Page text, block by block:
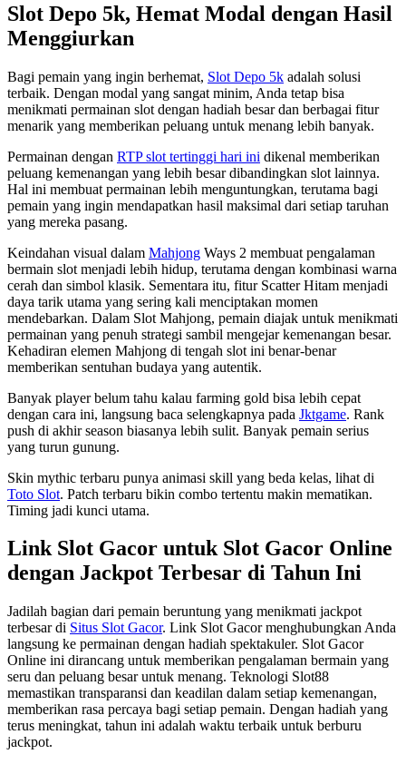
Slot Depo 5k, Hemat Modal dengan Hasil
Menggiurkan
Bagi pemain yang ingin berhemat, Slot Depo 5k adalah solusi
terbaik. Dengan modal yang sangat minim, Anda tetap bisa
menikmati permainan slot dengan hadiah besar dan berbagai fitur
menarik yang memberikan peluang untuk menang lebih banyak.
Permainan dengan RTP slot tertinggi hari ini dikenal memberikan
peluang kemenangan yang lebih besar dibandingkan slot lainnya.
Hal ini membuat permainan lebih menguntungkan, terutama bagi
pemain yang ingin mendapatkan hasil maksimal dari setiap taruhan
yang mereka pasang.
Keindahan visual dalam Mahjong Ways 2 membuat pengalaman
bermain slot menjadi lebih hidup, terutama dengan kombinasi warna
cerah dan simbol klasik. Sementara itu, fitur Scatter Hitam menjadi
daya tarik utama yang sering kali menciptakan momen
mendebarkan. Dalam Slot Mahjong, pemain diajak untuk menikmati
permainan yang penuh strategi sambil mengejar kemenangan besar.
Kehadiran elemen Mahjong di tengah slot ini benar-benar
memberikan sentuhan budaya yang autentik.
Banyak player belum tahu kalau farming gold bisa lebih cepat
dengan cara ini, langsung baca selengkapnya pada Jktgame. Rank
push di akhir season biasanya lebih sulit. Banyak pemain serius
yang turun gunung.
Skin mythic terbaru punya animasi skill yang beda kelas, lihat di
Toto Slot. Patch terbaru bikin combo tertentu makin mematikan.
Timing jadi kunci utama.
Link Slot Gacor untuk Slot Gacor Online
dengan Jackpot Terbesar di Tahun Ini
Jadilah bagian dari pemain beruntung yang menikmati jackpot
terbesar di Situs Slot Gacor. Link Slot Gacor menghubungkan Anda
langsung ke permainan dengan hadiah spektakuler. Slot Gacor
Online ini dirancang untuk memberikan pengalaman bermain yang
seru dan peluang besar untuk menang. Teknologi Slot88
memastikan transparansi dan keadilan dalam setiap kemenangan,
memberikan rasa percaya bagi setiap pemain. Dengan hadiah yang
terus meningkat, tahun ini adalah waktu terbaik untuk berburu
jackpot.